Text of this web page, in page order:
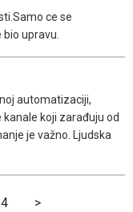
ce se
upravu.
automatizaciji,
koji zarađuju od
je važno. Ljudska
4 >